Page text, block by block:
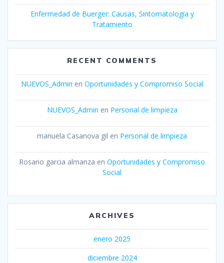
Enfermedad de Buerger: Causas, Sintomatología y
Tratamiento
RECENT COMMENTS
NUEVOS_Admin en Oportunidades y Compromiso Social
NUEVOS_Admin en Personal de limpieza
manuela Casanova gil en Personal de limpieza
Rosario garcia almanza en Oportunidades y Compromiso
Social
ARCHIVES
enero 2025
diciembre 2024